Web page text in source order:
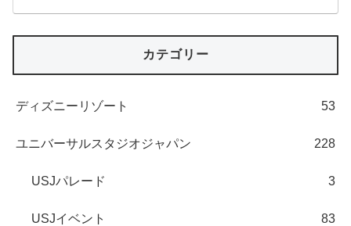
カテゴリー
ディズニーリゾート 53
ユニバーサルスタジオジャパン 228
USJパレード 3
USJイベント 83